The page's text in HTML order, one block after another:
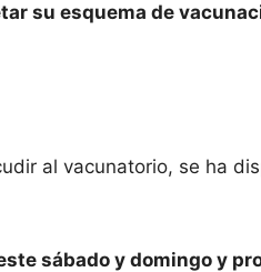
su esquema de
al vacunatorio, se ha
sábado y domingo y